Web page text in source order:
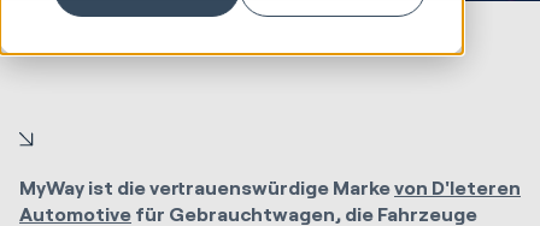
MyWay ist die vertrauenswürdige Markevon D'Ieteren
Automotive für Gebrauchtwagen, die Fahrzeuge